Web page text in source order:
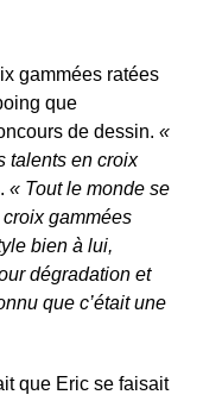
gammées ratées
que
de dessin. «
talents en croix
« Tout le monde se
gammées
bien à lui,
dégradation et
que c’était une
que Eric se faisait